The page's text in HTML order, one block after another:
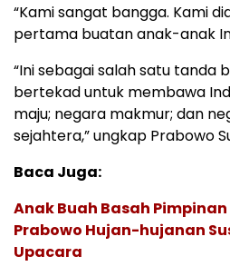
“Kami sangat bangga. Kami
pertama buatan anak-anak
“Ini sebagai salah satu tanda
bertekad untuk membawa
maju; negara makmur; dan
sejahtera,” ungkap Prabowo
Baca Juga:
Anak Buah Basah
Prabowo Hujan-hujanan
Upacara